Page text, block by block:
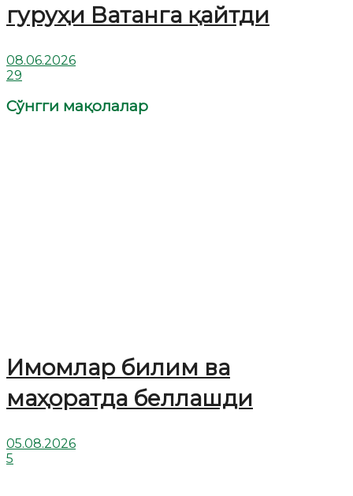
гуруҳи Ватанга қайтди
08.06.2026
29
Сўнгги мақолалар
Имомлар билим ва
маҳоратда беллашди
05.08.2026
5